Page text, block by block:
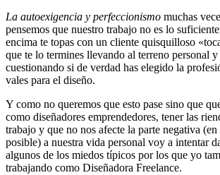
La autoexigencia y perfeccionismo muchas
pensemos que nuestro trabajo no es lo
encima te topas con un cliente quisquilloso
que te lo termines llevando al terreno personal y
cuestionando si de verdad has elegido la
vales para el diseño.
Y como no queremos que esto pase sino que
como diseñadores emprendedores, tener las
trabajo y que no nos afecte la parte negativa
posible) a nuestra vida personal voy a intentar
algunos de los miedos típicos por los que yo
trabajando como Diseñadora Freelance.